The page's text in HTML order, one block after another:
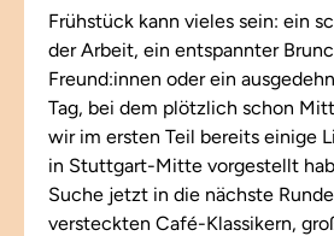
Frühstück kann vieles sein: ein
der Arbeit, ein entspannter
Freund:innen oder ein
Tag, bei dem plötzlich schon
wir im ersten Teil bereits einige
in Stuttgart-Mitte vorgestellt
Suche jetzt in die nächste
versteckten Café-Klassikern,